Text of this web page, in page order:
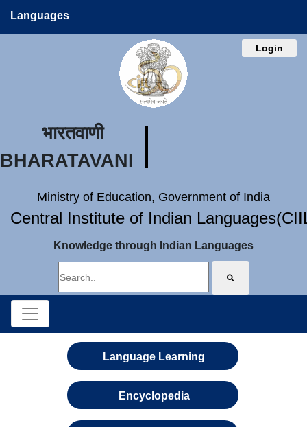
Languages
Login
भारतवाणी
BHARATAVANI
Ministry of Education, Government of India
Central Institute of Indian
Knowledge through Indian Languages
Language Learning
Encyclopedia